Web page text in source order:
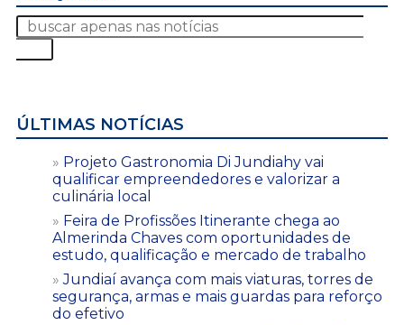
ÚLTIMAS NOTÍCIAS
Projeto Gastronomia Di Jundiahy vai
qualificar empreendedores e valorizar a
culinária local
Feira de Profissões Itinerante chega ao
Almerinda Chaves com oportunidades de
estudo, qualificação e mercado de trabalho
Jundiaí avança com mais viaturas, torres de
segurança, armas e mais guardas para reforço
do efetivo